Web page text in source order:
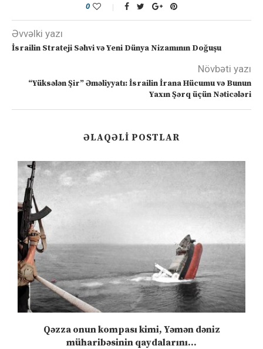
0
Əvvəlki yazı
İsrailin Strateji Səhvi və Yeni Dünya Nizamının Doğuşu
Növbəti yazı
“Yüksələn Şir” Əməliyyatı: İsrailin İrana Hücumu və Bunun
Yaxın Şərq üçün Nəticələri
ƏLAQƏLI POSTLAR
Qəzza onun kompası kimi, Yəmən dəniz
müharibəsinin qaydalarını...